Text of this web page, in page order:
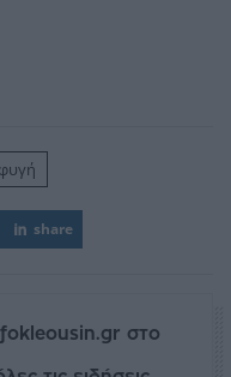
share
στο